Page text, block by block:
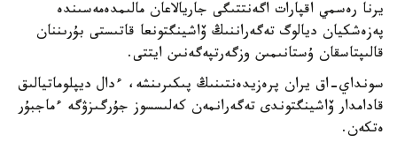
يرنا رەسمي اقپارات اگەنتتىگى جاريالاعان مالىمدەمەسىندە
پەزەشكيان ديالوگ تەگەراننىڭ ۆاشينگتونعا قاتىستى بۇرىننان
قالىپتاسقان ۇستانىمىن وزگەرتپەگەنىن ايتتى.
سونداي-اق يران پرەزيدەنتىنىڭ پىكىرىنشە، ءدال ديپلوماتيالىق
قادامدار ۆاشينگتوندى تەگەرانمەن كەلىسسوز جۇرگىزۋگە ءماجبۇر
ەتكەن.